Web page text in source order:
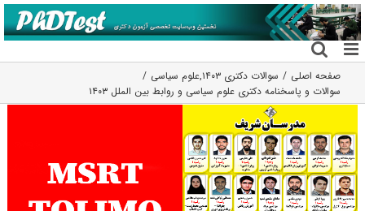
رفتن
به
محتوا
صفحه اصلی سوالات دکتری ۱۴۰۳ ,علوم سیاسی
سوالات و پاسخنامه دکتری علوم سیاسی و روابط بین الملل ۱۴۰۳